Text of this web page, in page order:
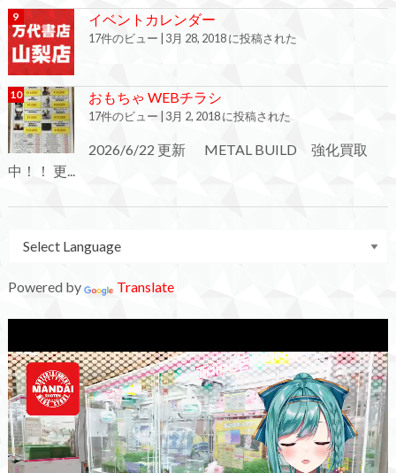
イベントカレンダー
17件のビュー 3月 28, 2018 に投稿された
おもちゃ WEBチラシ
17件のビュー 3月 2, 2018 に投稿された
2026/6/22 更新 METAL BUILD 強化買取
中！！ 更...
Powered by Translate